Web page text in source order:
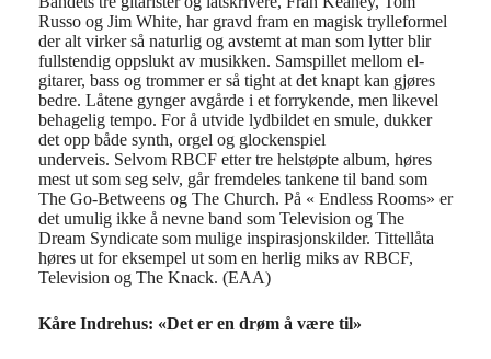
Russo og Jim White, har gravd fram en magisk trylleformel
der alt virker så naturlig og avstemt at man som lytter blir
fullstendig oppslukt av musikken. Samspillet mellom el-
gitarer, bass og trommer er så tight at det knapt kan gjøres
bedre. Låtene gynger avgårde i et forrykende, men likevel
behagelig tempo. For å utvide lydbildet en smule, dukker
det opp både synth, orgel og glockenspiel
underveis. Selvom RBCF etter tre helstøpte album, høres
mest ut som seg selv, går fremdeles tankene til band som
The Go-Betweens og The Church. På « Endless Rooms» er
det umulig ikke å nevne band som Television og The
Dream Syndicate som mulige inspirasjonskilder. Tittellåta
høres ut for eksempel ut som en herlig miks av RBCF,
Television og The Knack. (EAA)
Kåre Indrehus: «Det er en drøm å være til»